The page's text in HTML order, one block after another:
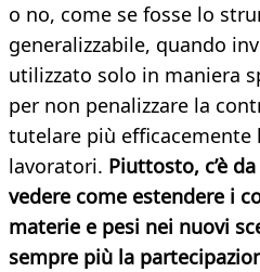
o no, come se fosse lo
generalizzabile, quando
utilizzato solo in maniera
per non penalizzare la
tutelare più efficacemente
lavoratori. Piuttosto, c’è
vedere come estendere i
materie e pesi nei nuovi
sempre più la